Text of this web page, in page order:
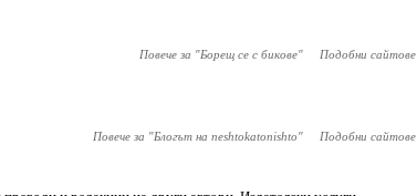
Повече за "Борещ се с бикове" Подобни сайтове
Повече за "Блогът на neshtokatonishto" Подобни сайтове